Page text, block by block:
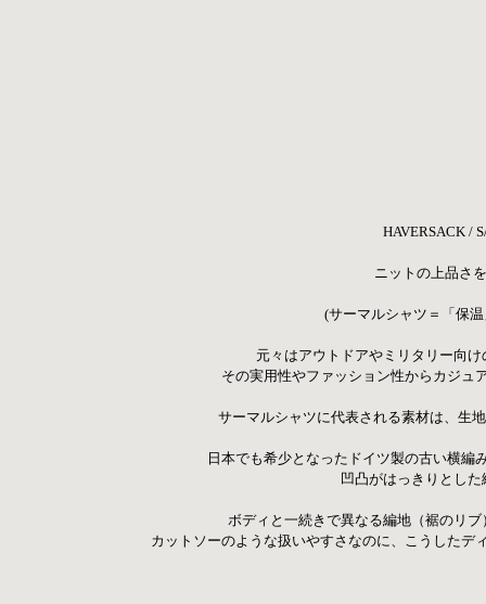
HAVERSACK /
ニットの上品さ
(サーマルシャツ＝「保
元々はアウトドアやミリタリー向
その実用性やファッション性からカジュ
サーマルシャツに代表される素材は、生
日本でも希少となったドイツ製の古い横編
凹凸がはっきりとし
ボディと一続きで異なる編地（裾のリ
カットソーのような扱いやすさなのに、こうしたデ